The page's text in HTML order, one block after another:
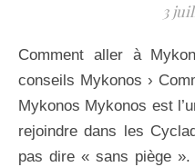
3
Comment aller à Mykonos : avion, ferry, ports et
conseils Mykonos ›
Mykonos Mykonos est
rejoindre dans les
pas dire « sans piège ».